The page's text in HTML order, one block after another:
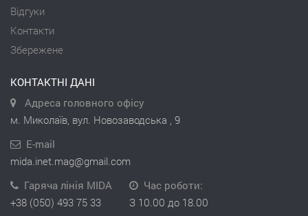
Відгуки
Контакти
Збережене
КОНТАКТНІ ДАНІ
Адреса головного офісу
м. Миколаїв, вул. Новозаводська , 9
E-mail
mida.inet.mag@gmail.com
Гаряча лінія MIDA
+38 (050) 493 75 33
Час роботи:
З 10.00 до 18.00